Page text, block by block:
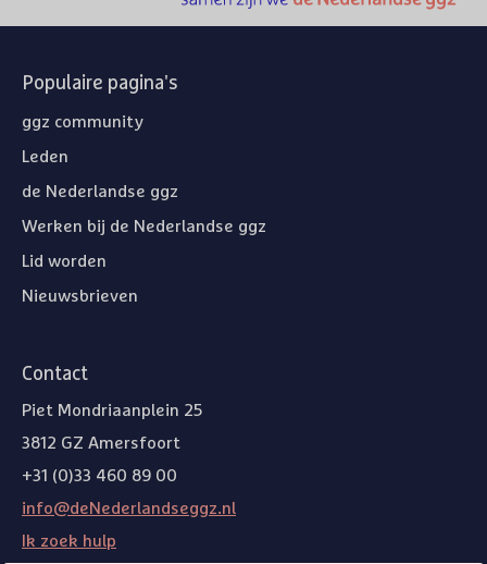
Populaire pagina's
ggz community
Leden
de Nederlandse ggz
Werken bij de Nederlandse ggz
Lid worden
Nieuwsbrieven
Contact
Piet Mondriaanplein 25
3812 GZ Amersfoort
+31 (0)33 460 89 00
info@deNederlandseggz.nl
Ik zoek hulp